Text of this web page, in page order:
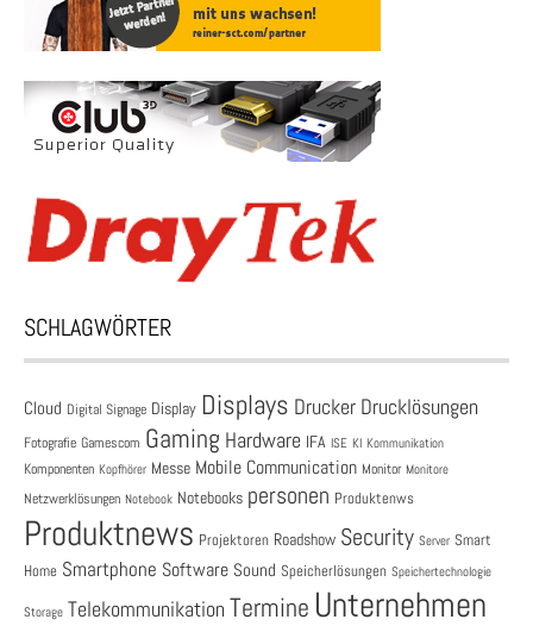
SCHLAGWÖRTER
Cloud Digital Signage Display Displays Drucker Drucklösungen
Fotografie Gamescom Gaming Hardware IFA ISE KI Kommunikation
Komponenten Kopfhörer Messe Mobile Communication Monitor Monitore
Netzwerklösungen Notebook Notebooks personen Produktenws
Produktnews Projektoren Roadshow Security Server Smart
Home Smartphone Software Sound Speicherlösungen Speichertechnologie
Storage Telekommunikation Termine Unternehmen